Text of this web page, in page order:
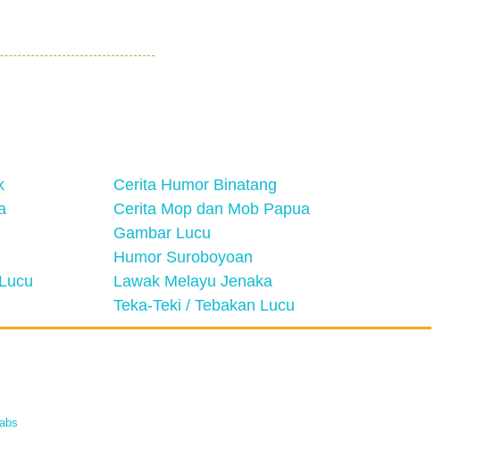
Cerita Humor Binatang
Cerita Mop dan Mob Papua
Gambar Lucu
Humor Suroboyoan
Lawak Melayu Jenaka
Teka-Teki / Tebakan Lucu